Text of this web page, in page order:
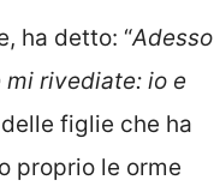
ha detto: “Adesso
mi rivediate: io e
figlie che ha
proprio le orme